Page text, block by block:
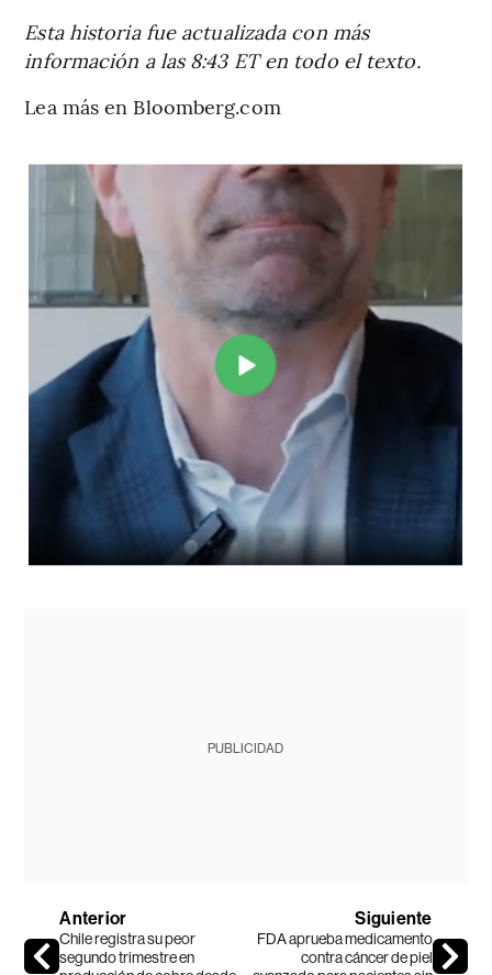
Esta historia fue actualizada con más
información a las 8:43 ET en todo el texto.
Lea más en Bloomberg.com
PUBLICIDAD
Anterior
Chile registra su peor
segundo trimestre en
Siguiente
FDA aprueba medicamento
contra cáncer de piel